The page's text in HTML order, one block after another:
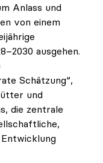
Anlass und
von einem
ausgehen.
Schätzung“,
und
die zentrale